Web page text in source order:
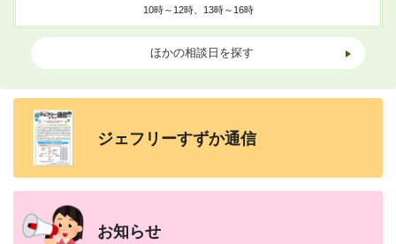
10時～12時、13時～16時
ほかの相談日を探す
ジェフリーすずか通信
お知らせ